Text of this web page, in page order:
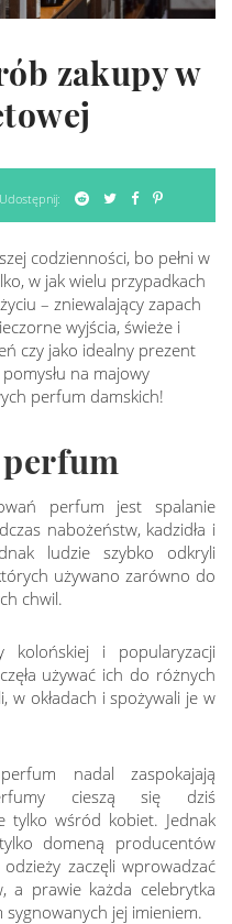
zakupy w
Udostępnij:
codzienności, bo pełni w
w jak wielu przypadkach
– zniewalający zapach
wyjścia, świeże i
czy jako idealny prezent
na majowy
perfum damskich!
perfum jest spalanie
nabożeństw, kadzidła i
ludzie szybko odkryli
używano zarówno do
chwil.
i popularyzacji
używać ich do różnych
w okładach i spożywali je w
nadal zaspokajają
cieszą się dziś
tylko wśród kobiet. Jednak
domeną producentów
zaczęli wprowadzać
a prawie każda celebrytka
jej imieniem.